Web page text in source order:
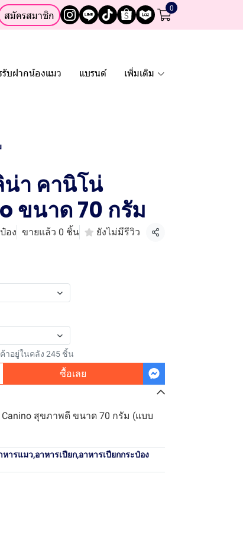
สมัครสมาชิก
0
รับฝากน้องแมว แบรนด์ เพิ่มเติม
น่า คานิโน่
ขนาด 70 กรัม
อง ขายแล้ว 0 ชิ้น ยังไม่มีรีวิว แชร์
าอยู่ในคลัง 245 ชิ้น
ซื้อเลย
สุขภาพดี ขนาด 70 กรัม (แบบ
หารแมว,อาหารเปียก,อาหารเปียกกระป๋อง